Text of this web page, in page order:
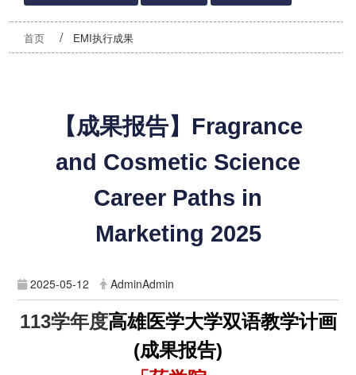
首页 EMI执行成果
【成果报告】Fragrance
and Cosmetic Science
Career Paths in
Marketing 2025
2025-05-12 AdminAdmin
113学年度高雄医学大学双语教学计画
(成果报告)